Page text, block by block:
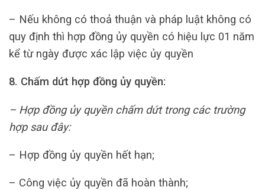
– Nếu không có thoả thuận và pháp luật không có
quy định thì hợp đồng ủy quyền có hiệu lực 01 năm
kể từ ngày được xác lập việc ủy quyền
8. Chấm dứt hợp đồng ủy quyền:
– Hợp đồng ủy quyền chấm dứt trong các trường
hợp sau đây:
– Hợp đồng ủy quyền hết hạn;
– Công việc ủy quyền đã hoàn thành;